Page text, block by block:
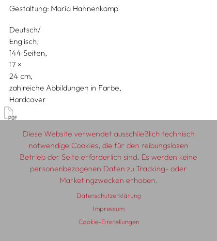
Gestaltung: Maria Hahnenkamp
Deutsch/
Englisch
144 Seiten,
17
24
zahlreiche Abbildungen in Farbe
Hardcover
© 2026 SCHLEBRÜGGE.EDITOR
Textautor:innen AGB
Datenschutzerklärung
Auslieferung
Diese Website verwendet ausschließlich technisch
notwendige Cookies, die für den reibungslosen
Betrieb der Seite erforderlich sind. Es werden keine
personenbezogenen Daten zu Tracking- oder
Marketingzwecken erhoben.
Datenschutzerklärung
Impressum
Cookie-Einstellungen